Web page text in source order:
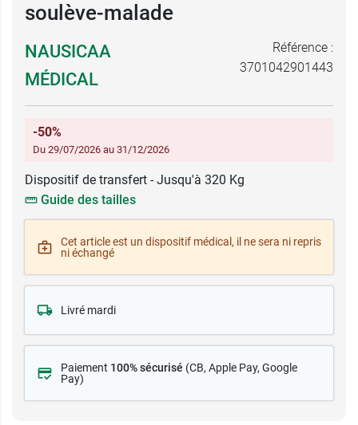
soulève-malade
NAUSICAA
MÉDICAL
Référence :
3701042901443
-50%
Du 29/07/2026 au 31/12/2026
Dispositif de transfert - Jusqu'à 320 Kg
Guide des tailles
Cet article est un dispositif médical, il ne sera ni repris
ni échangé
Livré mardi
Paiement 100% sécurisé (CB, Apple Pay, Google
Pay)